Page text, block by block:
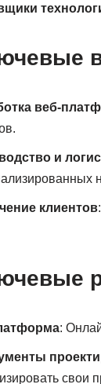
веб-
и
клиентов
:
свои